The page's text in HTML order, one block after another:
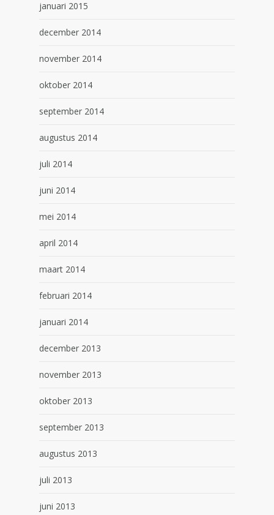
januari 2015
december 2014
november 2014
oktober 2014
september 2014
augustus 2014
juli 2014
juni 2014
mei 2014
april 2014
maart 2014
februari 2014
januari 2014
december 2013
november 2013
oktober 2013
september 2013
augustus 2013
juli 2013
juni 2013